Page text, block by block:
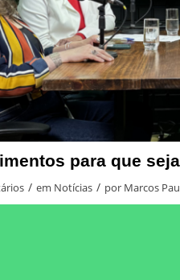
para que
/ em Notícias / por Marcos